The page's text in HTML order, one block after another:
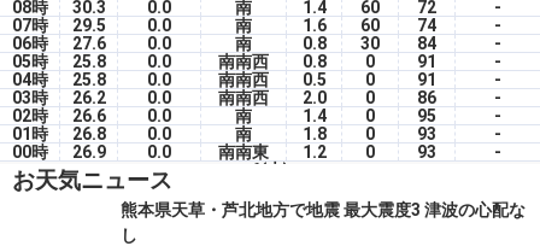
08時
30.3 0.0 南 1.4 60 72
-
07時
29.5 0.0 南 1.6 60 74
-
06時
27.6 0.0 南 0.8 30 84
-
05時
25.8 0.0 南南西 0.8 0 91
-
04時
25.8 0.0 南南西 0.5 0 91
-
03時
26.2 0.0 南南西 2.0 0 86
-
02時
26.6 0.0 南 1.4 0 95
-
01時
26.8 0.0 南 1.8 0 93
-
00時
26.9 0.0 南南東 1.2 0 93
-
6(木)
23時
27.0 0.0
0.0 南 1.8 0 91
-
0.0 南南西 1.9 82
-
お天気ニュース
熊本県天草・芦北地方で地震 最大震度3 津波の心配な
し